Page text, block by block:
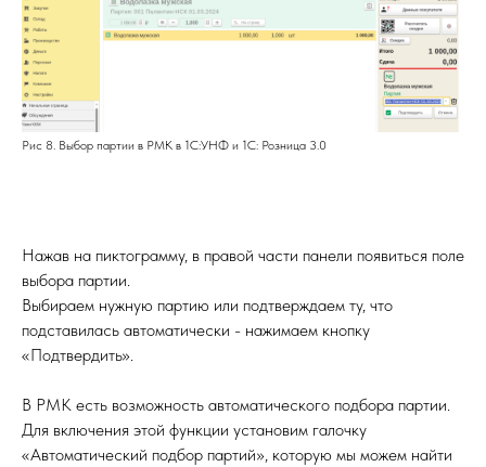
Рис 8. Выбор партии в РМК в 1С:УНФ и 1С: Розница 3.0
Нажав на пиктограмму, в правой части панели появиться поле
выбора партии.
Выбираем нужную партию или подтверждаем ту, что
подставилась автоматически - нажимаем кнопку
«Подтвердить».
В РМК есть возможность автоматического подбора партии.
Для включения этой функции установим галочку
«Автоматический подбор партий», которую мы можем найти